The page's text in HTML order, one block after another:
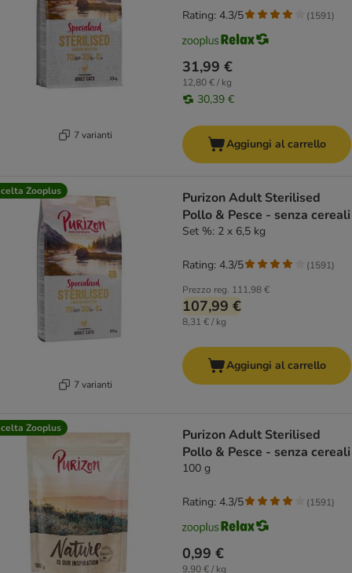
7 varianti
31,99 €
12,80 € / kg
30,39 €
Rating: 4.3/5 (1591)
Aggiungi al carrello
Zooplus
7 varianti
Purizon Adult Sterilised
Pollo & Pesce - senza cereali
Set %: 2 x 6,5 kg
Prezzo reg. 111,98 €
107,99 €
8,31 € / kg
Rating: 4.3/5 (1591)
Aggiungi al carrello
Zooplus
Purizon Adult Sterilised
Pollo & Pesce - senza cereali
100 g
0,99 €
9,90 € / kg
Rating: 4.3/5 (1591)